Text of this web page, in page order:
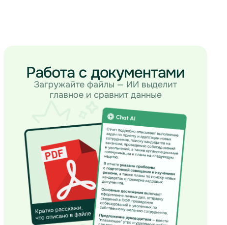
Работа с документами
Загружайте файлы — ИИ выделит
главное и сравнит данные